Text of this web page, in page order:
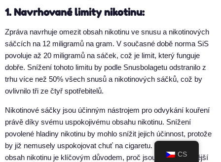
1. Navrhované limity nikotinu:
Zpráva navrhuje omezit obsah nikotinu ve snusu a nikotinových
sáčcích na 12 miligramů na gram. V současné době norma SiS
povoluje až 20 miligramů na sáček, což je limit, který funguje
dobře. Snížení tohoto limitu by podle Snusbolagetu odstranilo z
trhu více než 50% všech snusů a nikotinových sáčků, což by
ovlivnilo tři ze čtyř spotřebitelů.
Nikotinové sáčky jsou účinným nástrojem pro odvykání kouření
právě díky svému uspokojivému obsahu nikotinu. Snížení
povolené hladiny nikotinu by mohlo snížit jejich účinnost, protože
by již nemusely uspokojovat chuť na cigaretu. Tento vysoký
obsah nikotinu je klíčovým důvodem, proč jsou sáčky účinnější
CS